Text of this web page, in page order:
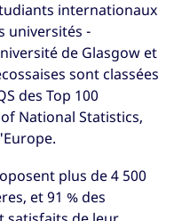
internationaux
universités -
de Glasgow et
sont classées
des Top 100
National Statistics,
plus de 4 500
et 91 % des